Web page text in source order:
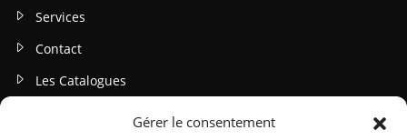
Gérer le consentement
Services
Contact
Les Catalogues
INFOS LEGALES